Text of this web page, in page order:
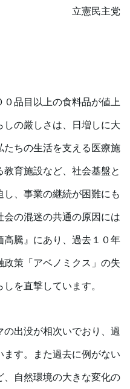
立憲民主党
品目以上の食料品が値上
の厳しさは、日増しに大
たちの生活を支える医療施
育施設など、社会基盤と
、事業の継続が困難にも
の混迷の共通の原因には
騰』にあり、過去１０年
政策「アベノミクス」の失
を直撃しています。
出没が相次いでおり、過
す。また過去に例がない
、自然環境の大きな変化の